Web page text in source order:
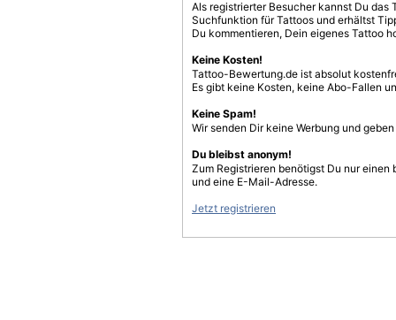
Als registrierter Besucher kannst Du
Suchfunktion für Tattoos und erhältst
Du kommentieren, Dein eigenes Tattoo
Keine Kosten!
Tattoo-Bewertung.de ist absolut
Es gibt keine Kosten, keine Abo-Fallen
Keine Spam!
Wir senden Dir keine Werbung und
Du bleibst anonym!
Zum Registrieren benötigst Du nur einen
und eine E-Mail-Adresse.
Jetzt registrieren